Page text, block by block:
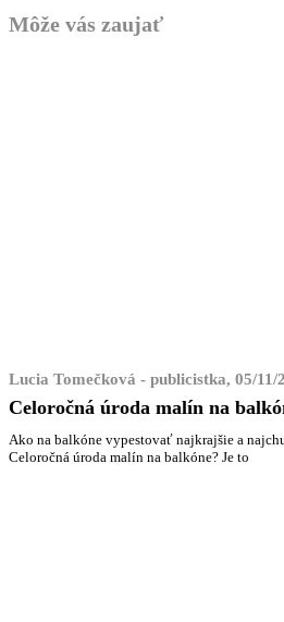
Môže vás zaujať
Lucia Tomečková - publicistka, 05/11/
Celoročná úroda malín na
Ako na balkóne vypestovať najkrajšie a
Celoročná úroda malín na balkóne? Je to